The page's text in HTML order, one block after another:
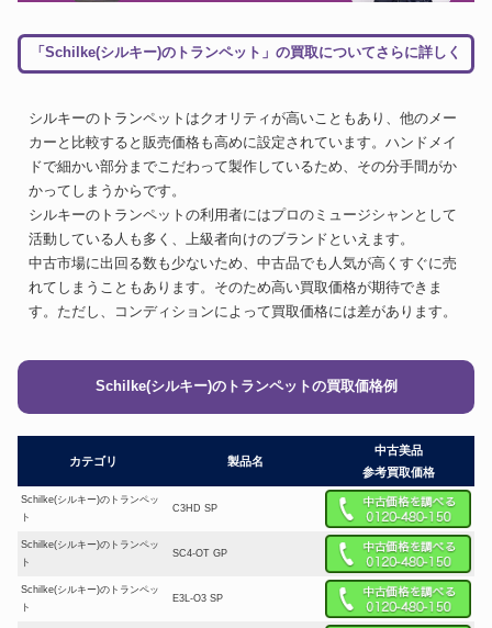
「Schilke(シルキー)のトランペット」の買取についてさらに詳しく
シルキーのトランペットはクオリティが高いこともあり、他のメー
カーと比較すると販売価格も高めに設定されています。ハンドメイ
ドで細かい部分までこだわって製作しているため、その分手間がか
かってしまうからです。
シルキーのトランペットの利用者にはプロのミュージシャンとして
活動している人も多く、上級者向けのブランドといえます。
中古市場に出回る数も少ないため、中古品でも人気が高くすぐに売
れてしまうこともあります。そのため高い買取価格が期待できま
す。ただし、コンディションによって買取価格には差があります。
Schilke(シルキー)のトランペットの買取価格例
カテゴリ 製品名
中古美品
参考買取価格
Schilke(シルキー)のトランペッ
ト
C3HD SP
Schilke(シルキー)のトランペッ
ト
SC4-OT GP
Schilke(シルキー)のトランペッ
ト
E3L-O3 SP